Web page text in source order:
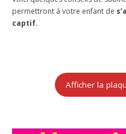
permettront à votre enfant de
captif.
Afficher la